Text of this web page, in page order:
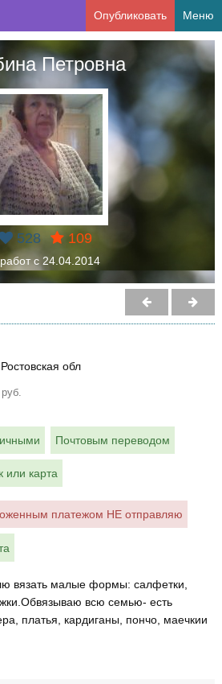
Опубликовать Меню
Петровна
528 109
с 24.04.2014
обл
руб.
Почтовым переводом
или карта
платежом НЕ отправляю
вязать малые формы: салфетки,
всю семью- есть
платья, кардиганы, пончо, маечкии